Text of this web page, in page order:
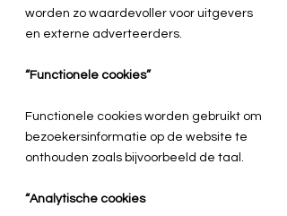
worden zo waardevoller voor uitgevers
en externe adverteerders.
“Functionele cookies”
Functionele cookies worden gebruikt om
bezoekersinformatie op de website te
onthouden zoals bijvoorbeeld de taal.
“Analytische cookies